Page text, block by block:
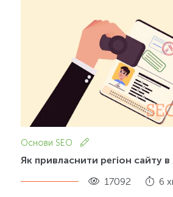
Основи SEO
Як привласнити регіон сайту
17092 6